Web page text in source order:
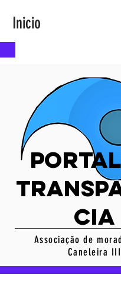
Inicio
Associação de
Caneleira III
portal
cia